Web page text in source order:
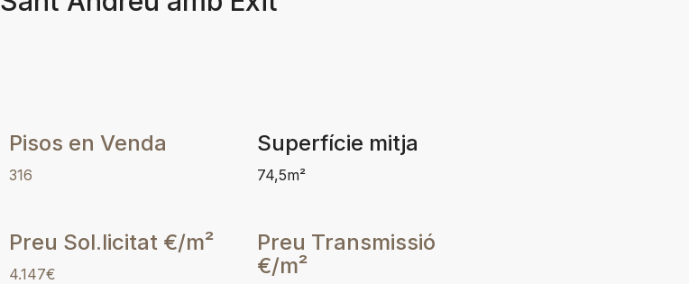
Pisos en Venda
316
Superfície mitja
74,5m²
Preu Sol.licitat €/m²
4.147€
Preu Transmissió
€/m²